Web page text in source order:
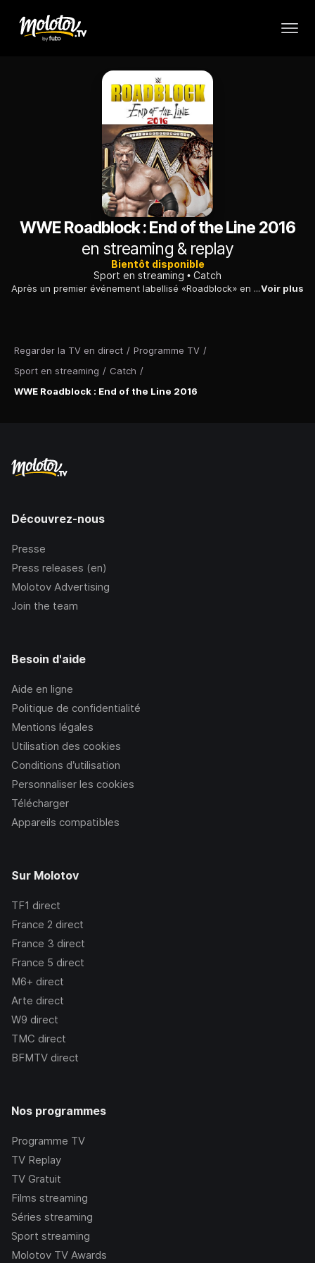
Regarder la TV en direct / Programme TV /
Sport en streaming / Catch /
WWE Roadblock : End of the Line 2016
WWE Roadblock : End of the Line 2016
en streaming & replay
Bientôt disponible
Sport en streaming
Catch
Après un premier événement labellisé «Roadblock» en mars 2016 à Toronto, le concept revient pour un second round mais cette fois-ci dans la PPG Paints Arena de Pittsburgh.Voir plus
Découvrez-nous
Presse
Press releases (en)
Molotov Advertising
Join the team
Besoin d'aide
Aide en ligne
Politique de confidentialité
Mentions légales
Utilisation des cookies
Conditions d’utilisation
Personnaliser les cookies
Télécharger
Appareils compatibles
Sur Molotov
TF1 direct
France 2 direct
France 3 direct
France 5 direct
M6+ direct
Arte direct
W9 direct
TMC direct
BFMTV direct
Nos programmes
Programme TV
TV Replay
TV Gratuit
Films streaming
Séries streaming
Sport streaming
Molotov TV Awards